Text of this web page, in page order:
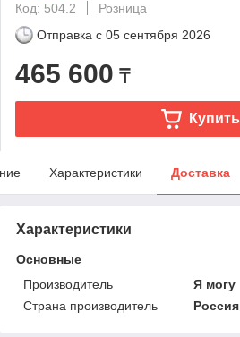
Код: 504.2
Розница
Отправка с 05 сентября 2026
465 600 ₸
Купить
Характеристики Доставка
Характеристики
Основные
Производитель
Я могу
Страна производитель
Россия